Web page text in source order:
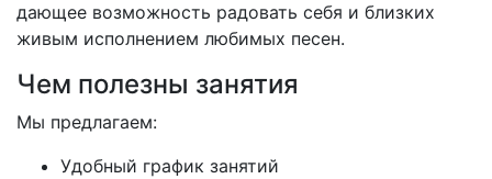
дающее возможность радовать себя и близких
живым исполнением любимых песен.
Чем полезны занятия
Мы предлагаем:
Удобный график занятий